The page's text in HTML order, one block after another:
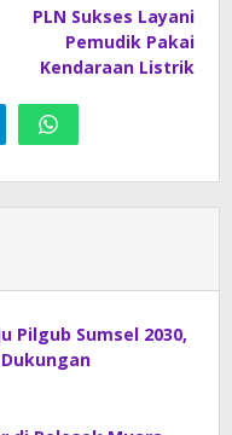
PLN Sukses Layani
Pemudik Pakai
Kendaraan Listrik
Pilgub Sumsel 2030,